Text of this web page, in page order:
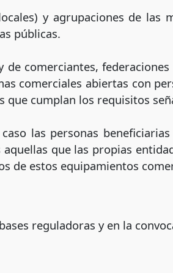
y agrupaciones de las
públicas.
de comerciantes,
comerciales abiertas con
que cumplan los requisitos
las personas
que las propias
de estos equipamientos
reguladoras y en la